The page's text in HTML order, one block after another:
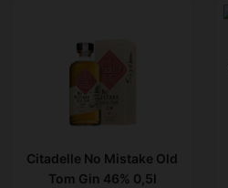
Citadelle No Mistake Old
Tom Gin 46% 0,5l